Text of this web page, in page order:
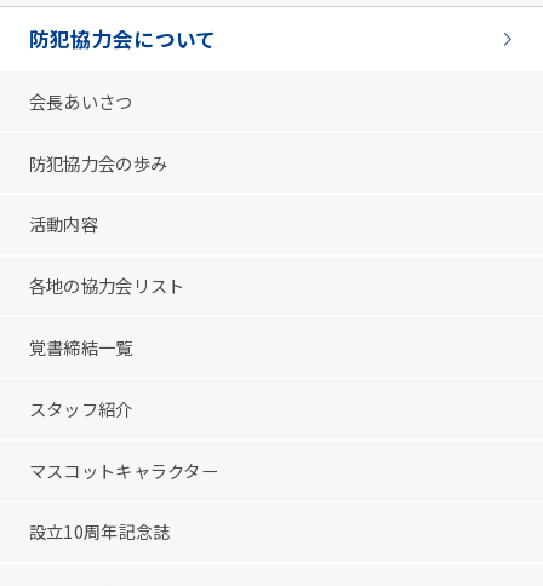
防犯協力会について
会長あいさつ
防犯協力会の歩み
活動内容
各地の協力会リスト
覚書締結一覧
スタッフ紹介
マスコットキャラクター
設立10周年記念誌